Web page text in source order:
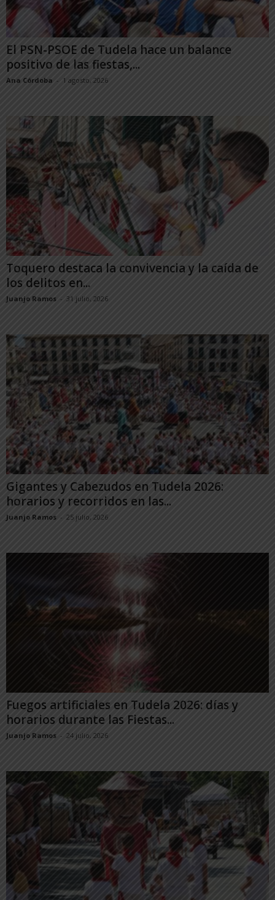
El PSN-PSOE de Tudela hace un balance
positivo de las fiestas,...
Ana Córdoba - 1 agosto, 2026
Toquero destaca la convivencia y la caída de
los delitos en...
Juanjo Ramos - 31 julio, 2026
Gigantes y Cabezudos en Tudela 2026:
horarios y recorridos en las...
Juanjo Ramos - 25 julio, 2026
Fuegos artificiales en Tudela 2026: días y
horarios durante las Fiestas...
Juanjo Ramos - 24 julio, 2026